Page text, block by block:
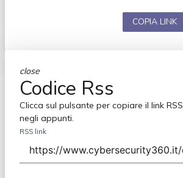
COPIA LINK
close
Codice Rss
Clicca sul pulsante per copiare il link RSS
negli appunti.
RSS link